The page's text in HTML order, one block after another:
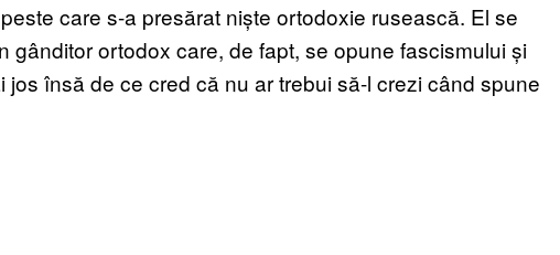
care s-a presărat niște ortodoxie rusească. El se
gânditor ortodox care, de fapt, se opune fascismului și
însă de ce cred că nu ar trebui să-l crezi când spune